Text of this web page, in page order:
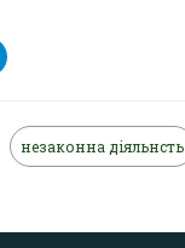
незаконна діяльнсть